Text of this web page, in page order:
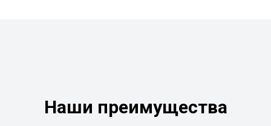
Наши преимущества